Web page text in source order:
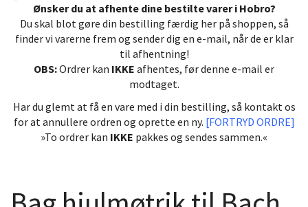
Ønsker du at afhente dine bestilte varer i Hobro?
Du skal blot gøre din bestilling færdig her på shoppen, så
finder vi varerne frem og sender dig en e-mail, når de er klar
til afhentning!
OBS:Ordrer kan IKKE afhentes, før denne e-mail er
modtaget.
Har du glemt at få en vare med i din bestilling, så kontakt os
for at annullere ordren og oprette en ny. [FORTRYD ORDRE]
»To ordrer kan IKKE pakkes og sendes sammen.«